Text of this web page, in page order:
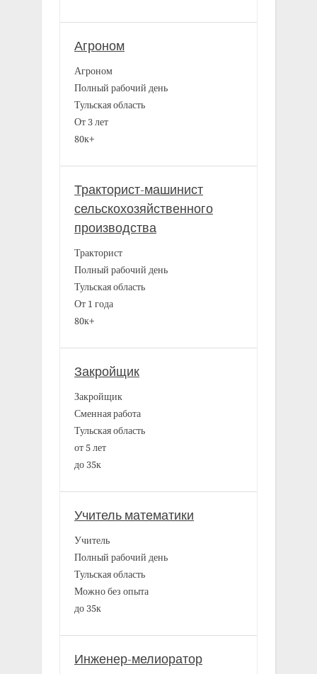
Агроном
Агроном
Полный рабочий день
Тульская область
От 3 лет
80к+
Тракторист-машинист
сельскохозяйственного
производства
Тракторист
Полный рабочий день
Тульская область
От 1 года
80к+
Закройщик
Закройщик
Сменная работа
Тульская область
от 5 лет
до 35к
Учитель математики
Учитель
Полный рабочий день
Тульская область
Можно без опыта
до 35к
Инженер-мелиоратор